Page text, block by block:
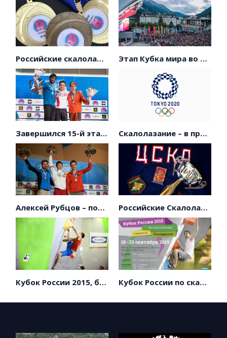
Российские скалолазы завоевали 11 медалей на первенстве Европы! Этап Кубка мира во Франции
Завершился 15-й этап Кубка мира по скалолазанию в Китае. Скалолазание – в программе Олимпийских игр Токио-2020
Алексей Рубцов – победитель этапа Кубка мира в Швейцарии! Российские Скалолазы завоевали три медали в Бельгии!
Кубок России 2015, боулдеринг Кубок России по скалолазанию, боулдеринг